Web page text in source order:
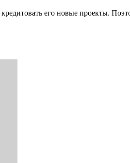
его новые проекты.